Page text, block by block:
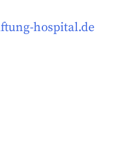
hospital.de